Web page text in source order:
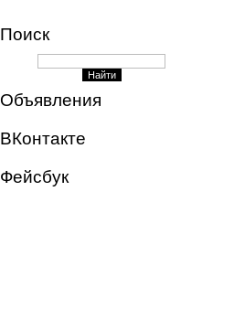
Поиск
Объявления
ВКонтакте
Фейсбук